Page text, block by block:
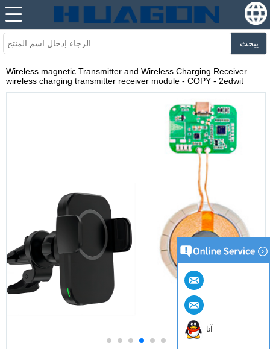
يبحث
Wireless magnetic Transmitter and Wireless Charging Receiver
wireless charging transmitter receiver module - COPY - 2edwit
آنا